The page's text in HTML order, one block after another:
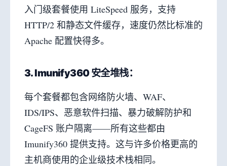
入门级套餐使用 LiteSpeed 服务，支持
HTTP/2 和静态文件缓存，速度仍然比标准的
Apache 配置快得多。
3. Imunify360 安全堆栈：
每个套餐都包含网络防火墙、WAF、
IDS/IPS、恶意软件扫描、暴力破解防护和
CageFS 账户隔离——所有这些都由
Imunify360 提供支持。这与许多价格更高的
主机商使用的企业级技术栈相同。